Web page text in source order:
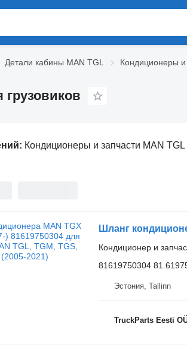
Детали кабины MAN TGL Кондиционеры и
Кондиционеры и запчасти MAN TGL
Кондиционер и
81619750304
Эстония, Tallinn
TruckParts Eesti